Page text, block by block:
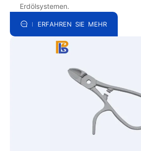
Erdölsystemen.
ERFAHREN SIE MEHR